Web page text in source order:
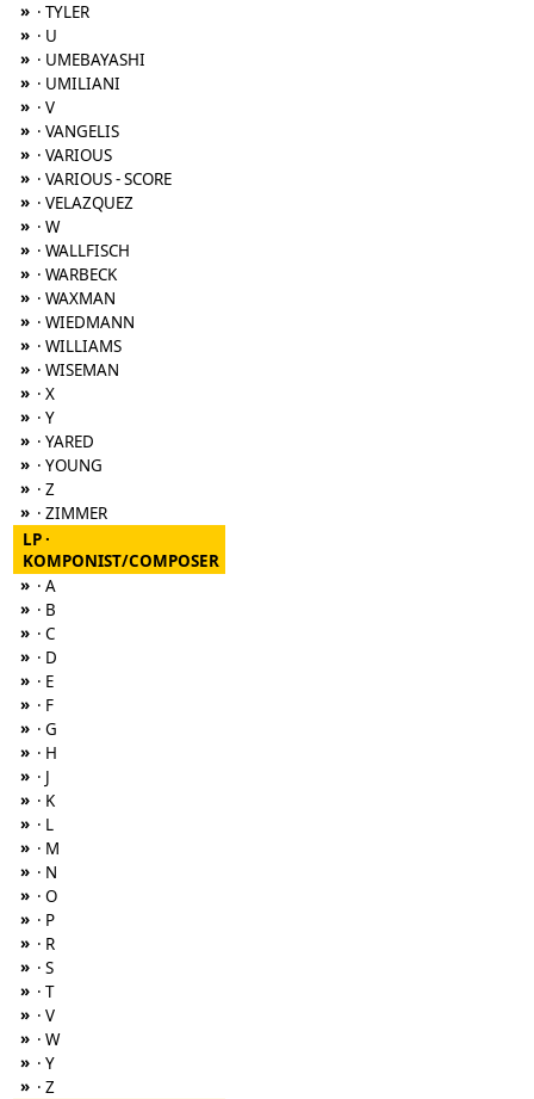
» · TYLER
» · U
» · UMEBAYASHI
» · UMILIANI
» · V
» · VANGELIS
» · VARIOUS
» · VARIOUS - SCORE
» · VELAZQUEZ
» · W
» · WALLFISCH
» · WARBECK
» · WAXMAN
» · WIEDMANN
» · WILLIAMS
» · WISEMAN
» · X
» · Y
» · YARED
» · YOUNG
» · Z
» · ZIMMER
LP ·
KOMPONIST/COMPOSER
» · A
» · B
» · C
» · D
» · E
» · F
» · G
» · H
» · J
» · K
» · L
» · M
» · N
» · O
» · P
» · R
» · S
» · T
» · V
» · W
» · Y
» · Z